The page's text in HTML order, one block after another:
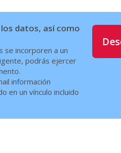
datos, así como
incorporen a un
podrás ejercer
información
en un vínculo incluido